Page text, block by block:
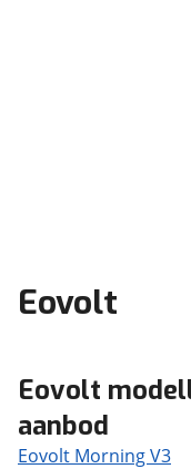
Eovolt
Eovolt
aanbod
Eovolt Morning V3